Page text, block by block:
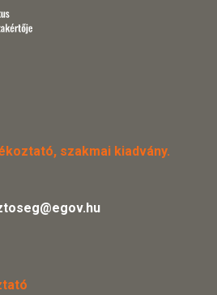
szakmai kiadvány.